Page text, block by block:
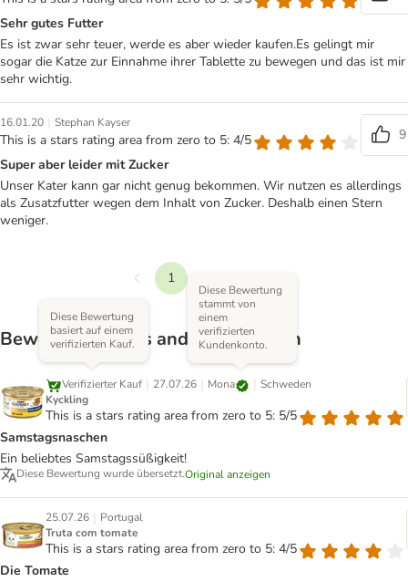
Sehr gutes Futter
Es ist zwar sehr teuer, werde es aber wieder kaufen.Es gelingt mir
sogar die Katze zur Einnahme ihrer Tablette zu bewegen und das ist mir
sehr wichtig.
16.01.20 | Stephan Kayser
This is a stars rating area from zero to 5: 4/5
9
Super aber leider mit Zucker
Unser Kater kann gar nicht genug bekommen. Wir nutzen es allerdings
als Zusatzfutter wegen dem Inhalt von Zucker. Deshalb einen Stern
weniger.
Vorherige
1
Weiter
Bewertungen aus anderen Ländern
Verifizierter Kauf
Diese Bewertung
basiert auf einem
verifizierten Kauf.
| 27.07.26 | Mona
Diese Bewertung
stammt von
einem
verifizierten
Kundenkonto.
| Schweden
Kyckling
This is a stars rating area from zero to 5: 5/5
Samstagsnaschen
Ein beliebtes Samstagssüßigkeit!
Diese Bewertung wurde übersetzt.Original anzeigen
25.07.26 | Portugal
Truta com tomate
This is a stars rating area from zero to 5: 4/5
Die Tomate